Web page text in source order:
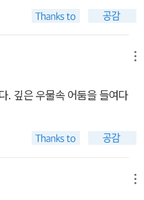
. 깊은 우물속 어둠을 들여다